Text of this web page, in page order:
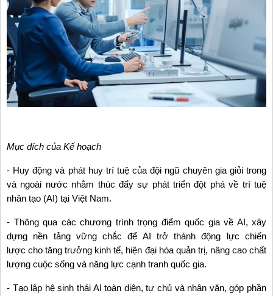
Mục đích của Kế hoạch
- Huy động và phát huy trí tuệ của đội ngũ chuyên gia giỏi trong
và ngoài nước nhằm thúc đẩy sự phát triển đột phá về trí tuệ
nhân tạo (AI) tại Việt Nam.
- Thông qua các chương trình trọng điểm quốc gia về AI, xây
dựng nền tảng vững chắc để AI trở thành động lực chiến
lược cho tăng trưởng kinh tế, hiện đại hóa quản trị, nâng cao chất
lượng cuộc sống và năng lực cạnh tranh quốc gia.
- Tạo lập hệ sinh thái AI toàn diện, tự chủ và nhân văn, góp phần